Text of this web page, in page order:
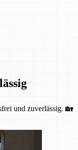
und zuverlässig. 🏡